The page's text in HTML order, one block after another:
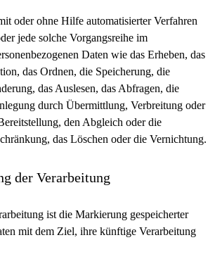
oder ohne Hilfe automatisierter Verfahren
jede solche Vorgangsreihe im
Daten wie das Erheben, das
das Ordnen, die Speicherung, die
das Auslesen, das Abfragen, die
durch Übermittlung, Verbreitung oder
den Abgleich oder die
das Löschen oder die Vernichtung.
der Verarbeitung
ist die Markierung gespeicherter
mit dem Ziel, ihre künftige Verarbeitung